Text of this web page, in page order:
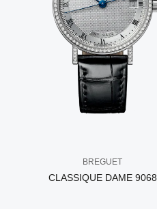
BREGUET
CLASSIQUE DAME 9068